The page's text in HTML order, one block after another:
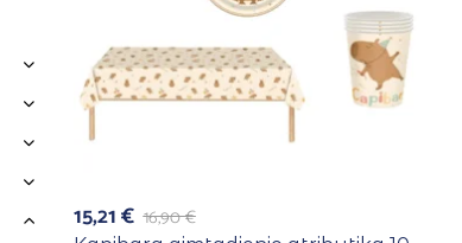
16,90€
15,21€